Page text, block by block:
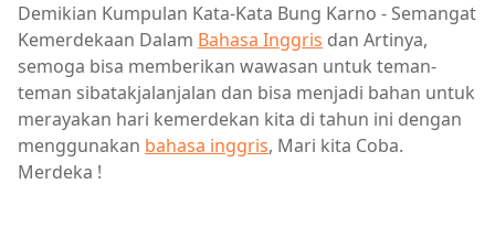
Demikian Kumpulan Kata-Kata Bung Karno - Semangat
Kemerdekaan Dalam Bahasa Inggris dan Artinya,
semoga bisa memberikan wawasan untuk teman-
teman sibatakjalanjalan dan bisa menjadi bahan untuk
merayakan hari kemerdekan kita di tahun ini dengan
menggunakan bahasa inggris, Mari kita Coba.
Merdeka !